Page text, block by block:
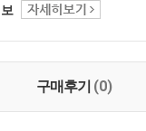
구매후기 (0)